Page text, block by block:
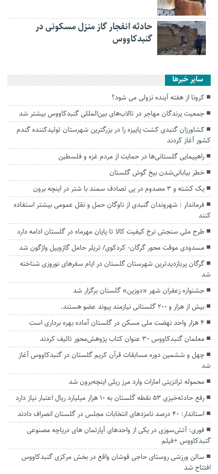
حادثه انفجار گاز منزل مسکونی در
گنبدکاووس
سایر خبرها
کرونا از هفته آینده نزولی می شود؟
جمعیت پرندگان مهاجر در تالاب‌های بین‌المللی گنبدکاووس بیشتر شد
کشاورزان گنبدی کشت پاییزه را در بزرگترین شهرستان تولیدکننده گندم
کشور آغاز کردند
راهپیمایی گلستانی‌ها در حمایت از مردم غزه و فلسطین
خطر بیابانی‌شدن بیخ گوش گلستان
یک کشته و ۳ مصدوم در پی تصادف سمند با شتر در اینچه برون
فرماندار : شهروندان گنبدی از ناوگان حمل و نقل عمومی بیشتر استفاده
کنند
طرح ملی سنجش نرخ کیفیت کالا تا پایان مهرماه در گلستان ادامه دارد
مسدودی موقت محور گرگان- کردکوی/ تریلر حامل گازوییل واژگون شد
گرگان پربازدیدترین شهرستان گلستان در ایام سفرهای نوروزی شناخته
شد
جشنواره زعفران شهر «دوزین» گلستان برگزار شد
بیش از هزار و ۲۰۰ گلستانی نیازمند پیوند عضو هستند.
۴ هزار واحد نهضت ملی مسکن در گلستان آماده بهره برداری است
معلمان گنبدکاووس ۳۰ عنوان کتاب پژوهش‌محور تالیف کردند
چهل و ششمین دوره مسابقات قرآن کریم گلستان در گنبدکاووس آغاز
شد
محموله ترانزیتی امارات وارد مرز ریلی اینچه‌برون شد
رفع حادثه‌خیزی ۵۳ نقطه گلستان به ۱۰ هزار میلیارد ریال اعتبار نیاز دارد
استاندار: ۴۰ درصد نامزدهای انتخابات مجلس در گلستان انصراف دادند
فوری: آتش‌سوزی در یکی از واحدهای آپارتمان های دریاچه مصنوعی
گنبدکاووس +فیلم
سالن ورزشی روستای حاجی قوشان واقع در بخش مرکزی گنبدکاووس
افتتاح شد